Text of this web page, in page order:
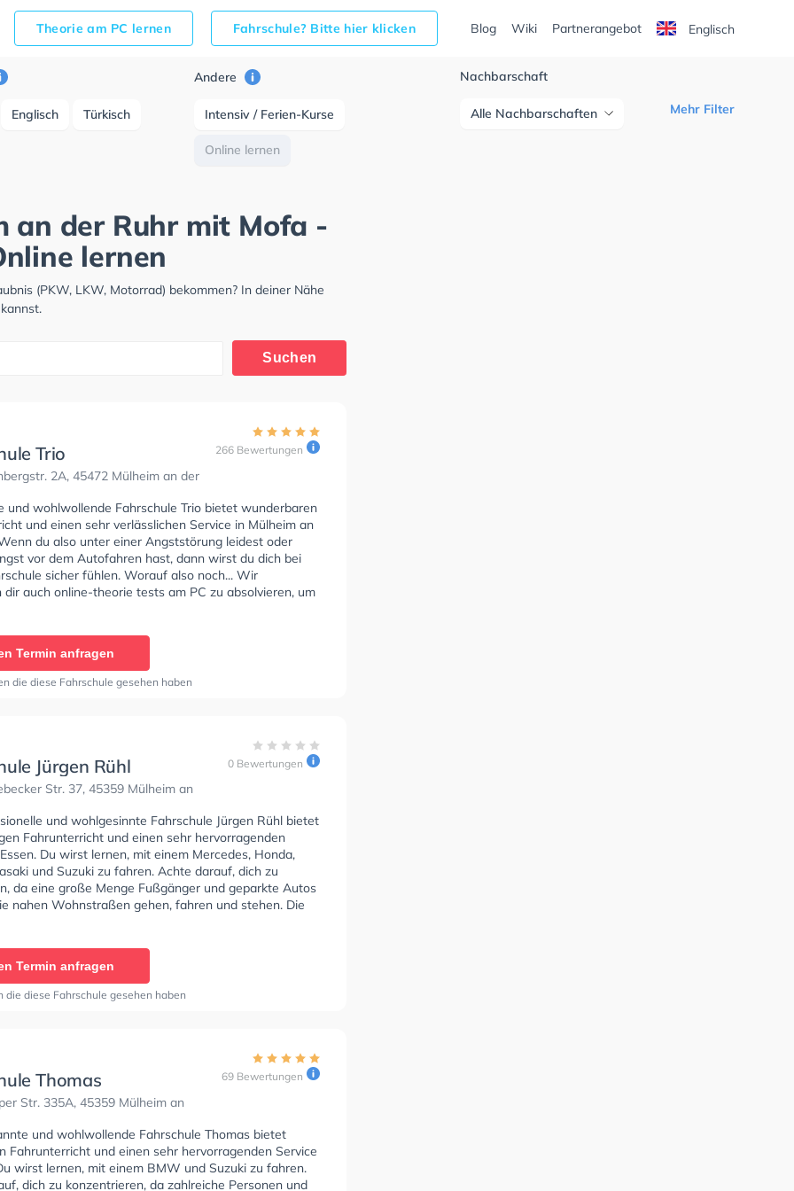
Theorie am PC lernen Fahrschule? Bitte hier klicken Blog Wiki Partnerangebot Englisch
Englisch Türkisch
Andere
Intensiv / Ferien-Kurse
Online lernen
Nachbarschaft
Alle Nachbarschaften Mehr Filter
an der Ruhr mit Mofa -
lernen
(PKW, LKW, Motorrad) bekommen? In deiner Nähe
Suchen
Trio
2A, 45472 Mülheim an der
266 Bewertungen
und wohlwollende Fahrschule Trio bietet wunderbaren
und einen sehr verlässlichen Service in Mülheim an
du also unter einer Angststörung leidest oder
vor dem Autofahren hast, dann wirst du dich bei
sicher fühlen. Worauf also noch... Wir
dir auch online-theorie tests am PC zu absolvieren, um
die theoretische Prüfung. Letzte Bewertung: "Ich
geduldig, womit er mir sehr geholfen hat, mir die
vor dem Fahren zu nehmen. Generell wirkten alle
die ich traf sehr freundlich und herzlich. Vielen Dank an
Team der Fahrschule."
Termin anfragen
die diese Fahrschule gesehen haben
Jürgen Rühl
Str. 37, 45359 Mülheim an
0 Bewertungen
und wohlgesinnte Fahrschule Jürgen Rühl bietet
Fahrunterricht und einen sehr hervorragenden
Du wirst lernen, mit einem Mercedes, Honda,
und Suzuki zu fahren. Achte darauf, dich zu
da eine große Menge Fußgänger und geparkte Autos
nahen Wohnstraßen gehen, fahren und stehen. Die
bietet Exzellente Bedingungen um deine Klasse A1,
zu erhalten. Wir empfehlen dir auch online-
am PC zu absolvieren, um dich gut auf die
Prüfung. In der Fahrschule Jürgen Rühl Sie können
Termin anfragen
die diese Fahrschule gesehen haben
Thomas
Str. 335A, 45359 Mülheim an
69 Bewertungen
und wohlwollende Fahrschule Thomas bietet
Fahrunterricht und einen sehr hervorragenden Service
wirst lernen, mit einem BMW und Suzuki zu fahren.
dich zu konzentrieren, da zahlreiche Personen und